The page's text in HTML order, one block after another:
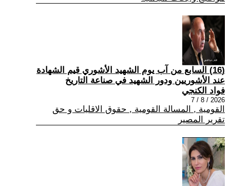
(16) السابع من آب يوم الشهيد الأشوري قيم الشهادة
عند الأشوريين ودور الشهيد في صناعة التاريخ
فواد الكنجي
2026 / 8 / 7
القومية , المسالة القومية , حقوق الاقليات و حق
تقرير المصير